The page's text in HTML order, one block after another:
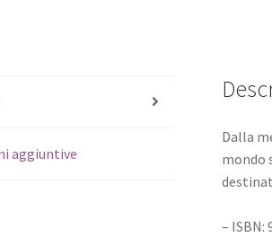
aggiuntive
Dalla
mondo
– ISBN: